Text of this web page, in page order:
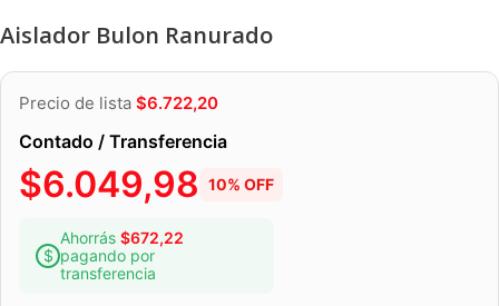
Aislador Bulon Ranurado
Precio de lista $6.722,20
Contado / Transferencia
$6.049,98 10% OFF
Ahorrás $672,22
pagando por
transferencia